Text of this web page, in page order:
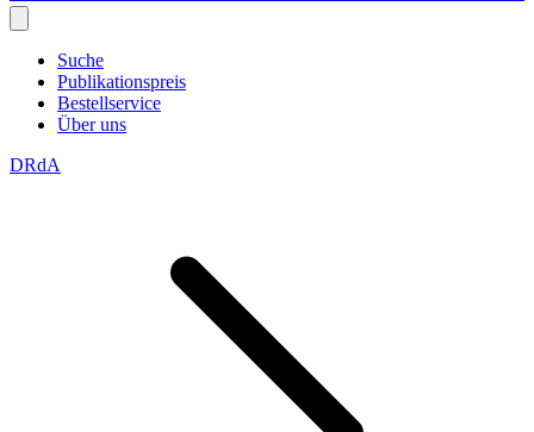
Suche
Publikationspreis
Bestellservice
Über uns
DRdA